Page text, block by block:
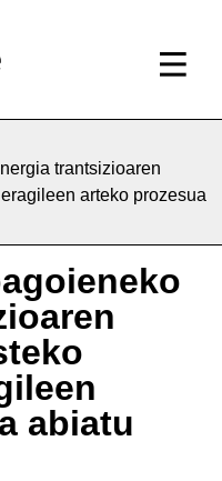
trantsizioaren
arteko prozesua
abiatu